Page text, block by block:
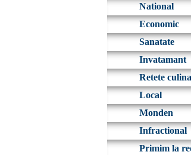
National
Economic
Sanatate
Invatamant
Retete
Local
Monden
Infractional
Primim la